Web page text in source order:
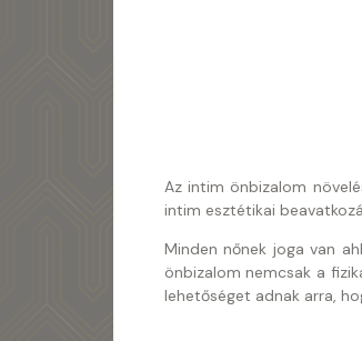
Az intim önbizalom
intim esztétikai
Minden nőnek joga van
önbizalom nemcsak a
lehetőséget adnak arra,